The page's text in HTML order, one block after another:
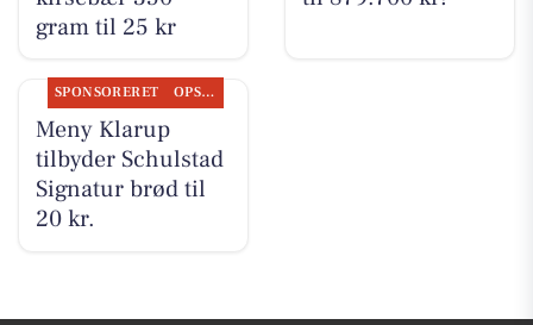
gram til 25 kr
SPONSORERET OPSLAGSTAVLEN
Meny Klarup
tilbyder Schulstad
Signatur brød til
20 kr.